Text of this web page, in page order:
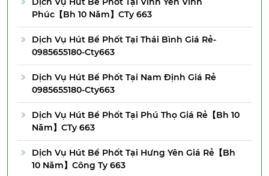
Phúc【Bh 10 Năm】CTy 663
Dịch Vụ Hút Bể Phốt Tại Thái Bình Giá Rẻ-
0985655180-Cty663
Dịch Vụ Hút Bể Phốt Tại Nam Định Giá Rẻ
0985655180-Cty663
Dịch Vụ Hút Bể Phốt Tại Phú Thọ Giá Rẻ【Bh 10
Năm】CTy 663
Dịch Vụ Hút Bể Phốt Tại Hưng Yên Giá Rẻ【Bh
10 Năm】Công Ty 663